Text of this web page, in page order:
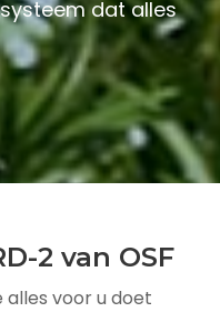
dat alles
2 van OSF
alles voor u doet